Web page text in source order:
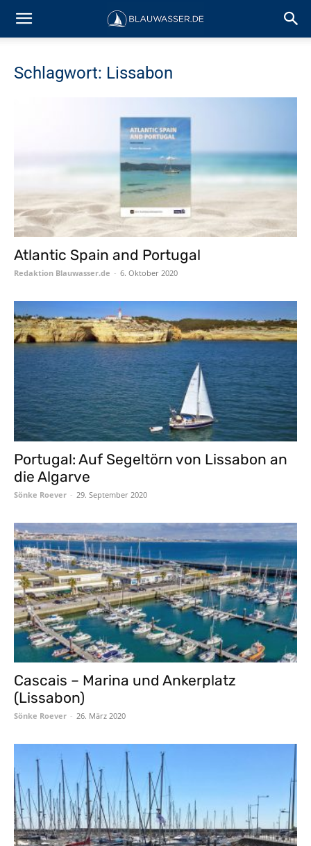
Schlagwort: Lissabon
Atlantic Spain and Portugal
Redaktion Blauwasser.de - 6. Oktober 2020
Portugal: Auf Segeltörn von Lissabon an
die Algarve
Sönke Roever - 29. September 2020
Cascais – Marina und Ankerplatz
(Lissabon)
Sönke Roever - 26. März 2020